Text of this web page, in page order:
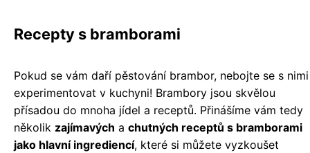
Recepty s bramborami
Pokud se vám daří pěstování brambor, nebojte se s nimi
experimentovat v kuchyni! Brambory jsou skvělou
přísadou do mnoha jídel a receptů. Přinášíme vám tedy
několik zajímavých a chutných receptů s bramborami
jako hlavní ingrediencí, které si můžete vyzkoušet